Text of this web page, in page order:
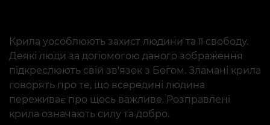
Крила уособлюють захист людини та її свободу.
Деякі люди за допомогою даного зображення
підкреслюють свій зв'язок з Богом. Зламані крила
говорять про те, що всередині людина
переживає про щось важливе. Розправлені
крила означають силу та добро.